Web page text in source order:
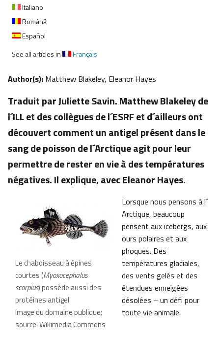
Italiano
Română
Español
See all articles in
Français
Author(s): Matthew Blakeley, Eleanor Hayes
Traduit par Juliette Savin. Matthew Blakeley de
l´ILL et des collègues de l´ESRF et d´ailleurs ont
découvert comment un antigel présent dans le
sang de poisson de l´Arctique agit pour leur
permettre de rester en vie à des températures
négatives. Il explique, avec Eleanor Hayes.
Le chaboisseau à épines
courtes (Myoxocephalus
scorpius) possède aussi des
protéines antigel
Image du domaine publique;
source: Wikimedia Commons
Lorsque nous pensons à l´
Arctique, beaucoup
pensent aux icebergs, aux
ours polaires et aux
phoques. Des
températures glaciales,
des vents gelés et des
étendues enneigées
désolées – un défi pour
toute vie animale.